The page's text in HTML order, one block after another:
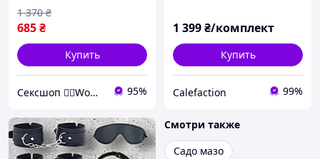
685₴
1 370 ₴
Купить
Сексшоп ❤️‍🔥Wowsextoys❤️‍🔥 95%
1 399₴/комплект
Купить
Calefaction 99%
Смотри также
Садо мазо